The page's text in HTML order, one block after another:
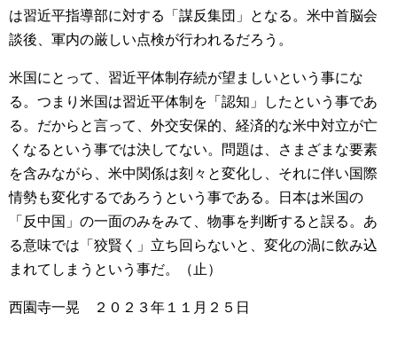
は習近平指導部に対する「謀反集団」となる。米中首脳会
談後、軍内の厳しい点検が行われるだろう。
米国にとって、習近平体制存続が望ましいという事にな
る。つまり米国は習近平体制を「認知」したという事であ
る。だからと言って、外交安保的、経済的な米中対立が亡
くなるという事では決してない。問題は、さまざまな要素
を含みながら、米中関係は刻々と変化し、それに伴い国際
情勢も変化するであろうという事である。日本は米国の
「反中国」の一面のみをみて、物事を判断すると誤る。あ
る意味では「狡賢く」立ち回らないと、変化の渦に飲み込
まれてしまうという事だ。（止）
西園寺一晃 ２０２３年１１月２５日